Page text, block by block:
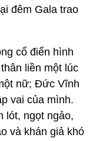
đêm Gala trao
cổ điển hình
liền một lúc
nữ; Đức Vĩnh
vai của mình.
lót, ngọt ngảo,
và khán giả khó